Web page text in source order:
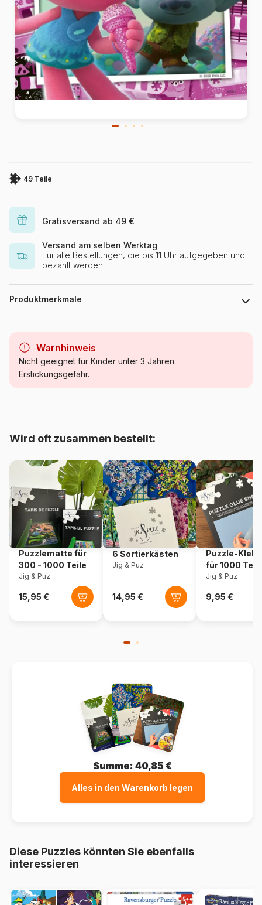
49 Teile
Gratisversand ab 49 €
Versand am selben Werktag
Für alle Bestellungen, die bis 11 Uhr aufgegeben und
bezahlt werden
Produktmerkmale
Kategorie
Puzzle Tiere - Comics und
Artikelnummer Ravensburger-05081
EAN 4005556050819
Teileanzahl 49 Teile
Maße 21 x 21 cm
Warnhinweis
Nicht geeignet für Kinder unter 3 Jahren.
Erstickungsgefahr.
Wird oft zusammen bestellt:
Puzzlematte für
300 - 1000 Teile
Jig & Puz
6 Sortierkästen
Jig & Puz
Puzzle-
für 1000
Jig & Puz
Summe: 40,85 €
Alles in den Warenkorb legen
Diese Puzzles könnten Sie ebenfalls
interessieren